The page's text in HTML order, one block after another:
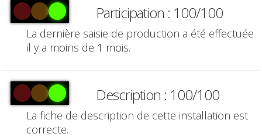
Participation : 100/100
La dernière saisie de production a été effectuée
il y a moins de 1 mois.
Description : 100/100
La fiche de description de cette installation est
correcte.